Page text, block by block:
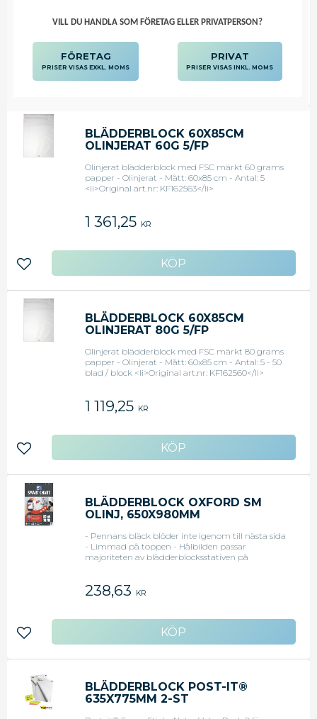
1 200,25
BLÄDDERBLOCK 60X85CM
OLINJERAT 60G 5/FP
Olinjerat blädderblock med FSC märkt 60 grams
papper - Olinjerat - Mått: 60x85 cm - Antal: 5
<li>Original art.nr: KF162563</li>
1 361,25 KR
Lägg till i favoriter
BLÄDDERBLOCK 60X85CM
OLINJERAT 80G 5/FP
Olinjerat blädderblock med FSC märkt 80 grams
papper - Olinjerat - Mått: 60x85 cm - Antal: 5 - 50
blad / block <li>Original art.nr: KF162560</li>
1 119,25 KR
Lägg till i favoriter
BLÄDDERBLOCK OXFORD SM
OLINJ, 650X980MM
- Pennans bläck blöder inte igenom till nästa sida
- Limmad på toppen - Hålbilden passar
majoriteten av blädderblocksstativen på
238,63 KR
Lägg till i favoriter
BLÄDDERBLOCK POST-IT®
635X775MM 2-ST
VILL DU HANDLA SOM FÖRETAG ELLER PRIVATPERSON?
FÖRETAG
PRISER VISAS EXKL. MOMS
PRIVAT
PRISER VISAS INKL. MOMS